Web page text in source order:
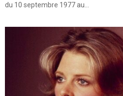
du 10 septembre 1977 au...